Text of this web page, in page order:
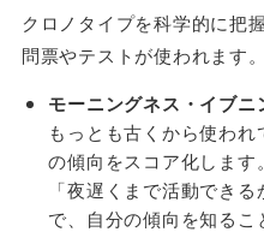
クロノタイプを科学的に把
問票やテストが使われます。
モーニングネス・イブニ
もっとも古くから使わ
の傾向をスコア化します
「夜遅くまで活動でき
で、自分の傾向を知るこ